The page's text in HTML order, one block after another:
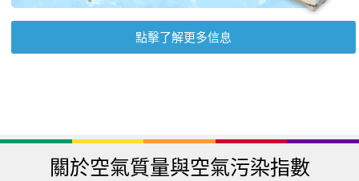
點擊了解更多信息
關於空氣質量與空氣污染指數